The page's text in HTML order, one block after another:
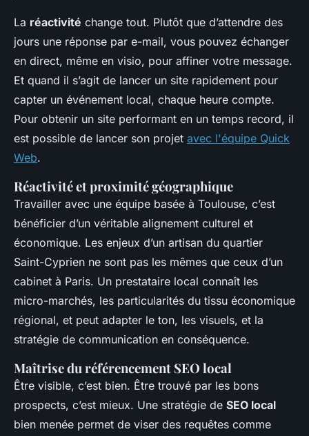
La réactivité change tout. Plutôt que d’attendre des
jours une réponse par e-mail, vous pouvez échanger
en direct, même en visio, pour affiner votre message.
Et quand il s’agit de lancer un site rapidement pour
capter un événement local, chaque heure compte.
Pour obtenir un site performant en un temps record, il
est possible de lancer son projet avec l'équipe Quick
Web.
Réactivité et proximité géographique
Travailler avec une équipe basée à Toulouse, c’est
bénéficier d’un véritable alignement culturel et
économique. Les enjeux d’un artisan du quartier
Saint-Cyprien ne sont pas les mêmes que ceux d’un
cabinet à Paris. Un prestataire local connaît les
micro-marchés, les particularités du tissu économique
régional, et peut adapter le ton, les visuels, et la
stratégie de communication en conséquence.
Maîtrise du référencement SEO local
Être visible, c’est bien. Être trouvé par les bons
prospects, c’est mieux. Une stratégie de SEO local
bien menée permet de viser des requêtes comme